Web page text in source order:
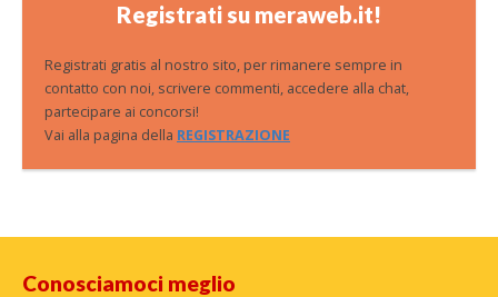
Registrati su meraweb.it!
Registrati gratis al nostro sito, per rimanere sempre in
contatto con noi, scrivere commenti, accedere alla chat,
partecipare ai concorsi!
Vai alla pagina della REGISTRAZIONE
Conosciamoci meglio